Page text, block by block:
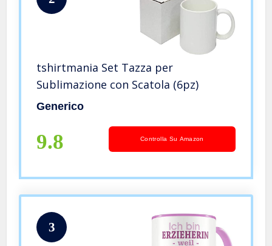
tshirtmania Set Tazza per
Sublimazione con Scatola (6pz)
Generico
9.8 Controlla Su Amazon
3